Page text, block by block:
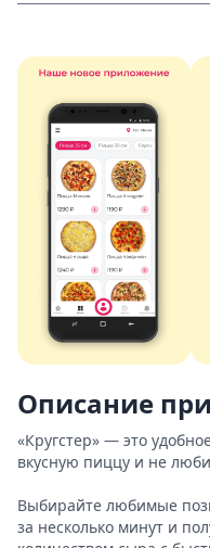
Описание
«Кругстер» — это
вкусную пиццу и не
Выбирайте любимые
за несколько минут и